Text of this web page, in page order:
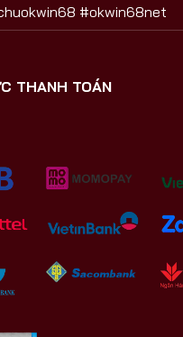
#okwin68net
THANH TOÁN